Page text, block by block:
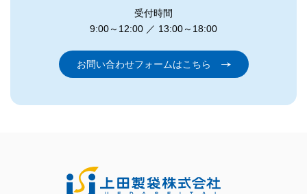
受付時間
9:00～12:00 ／ 13:00～18:00
お問い合わせフォームはこちら